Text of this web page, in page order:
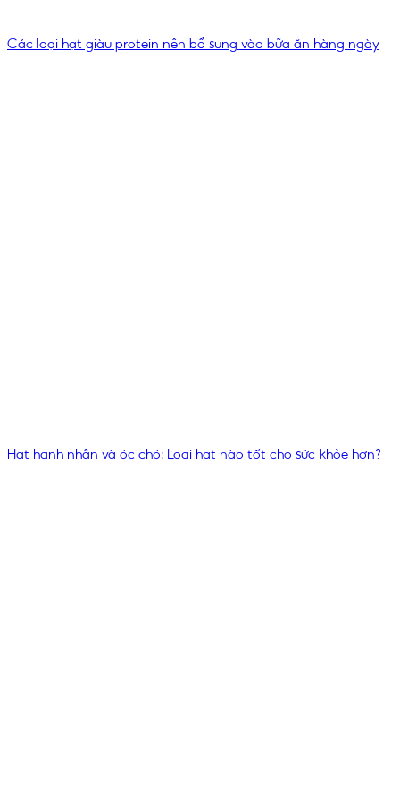
Các loại hạt giàu protein nên bổ sung vào bữa ăn hàng ngày
Hạt hạnh nhân và óc chó: Loại hạt nào tốt cho sức khỏe hơn?